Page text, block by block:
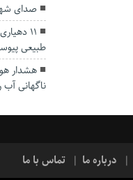
صدای
۱۱
طبیعی
هشدار
ناگهانی
درباره ما تماس با ما